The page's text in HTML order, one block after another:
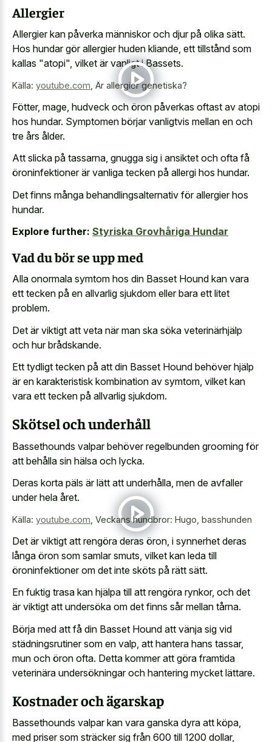
Allergier
Allergier kan påverka människor och djur på olika sätt.
Hos hundar gör allergier huden kliande, ett tillstånd som
kallas "atopi", vilket är vanligt i Bassets.
Källa: youtube.com Är allergier genetiska?
Fötter, mage, hudveck och öron påverkas oftast av atopi
hos hundar. Symptomen börjar vanligtvis mellan en och
tre års ålder.
Att slicka på tassarna, gnugga sig i ansiktet och ofta få
öroninfektioner är vanliga tecken på allergi hos hundar.
Det finns många behandlingsalternativ för allergier hos
hundar.
Explore further: Styriska Grovhåriga Hundar
Vad du bör se upp med
Alla onormala symtom hos din Basset Hound kan vara
ett tecken på en allvarlig sjukdom eller bara ett litet
problem.
Det är viktigt att veta när man ska söka veterinärhjälp
och hur brådskande.
Ett tydligt tecken på att din Basset Hound behöver hjälp
är en karakteristisk kombination av symtom, vilket kan
vara ett tecken på allvarlig sjukdom.
Skötsel och underhåll
Bassethounds valpar behöver regelbunden grooming för
att behålla sin hälsa och lycka.
Deras korta päls är lätt att underhålla, men de avfaller
under hela året.
Källa: youtube.com Veckans hundbror: Hugo, basshunden
Det är viktigt att rengöra deras öron, i synnerhet deras
långa öron som samlar smuts, vilket kan leda till
öroninfektioner om det inte sköts på rätt sätt.
En fuktig trasa kan hjälpa till att rengöra rynkor, och det
är viktigt att undersöka om det finns sår mellan tårna.
Börja med att få din Basset Hound att vänja sig vid
städningsrutiner som en valp, att hantera hans tassar,
mun och öron ofta. Detta kommer att göra framtida
veterinära undersökningar och hantering mycket lättare.
Kostnader och ägarskap
Bassethounds valpar kan vara ganska dyra att köpa,
med priser som sträcker sig från 600 till 1200 dollar,